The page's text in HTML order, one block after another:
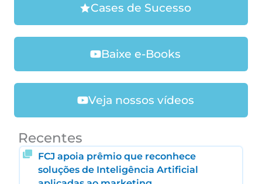
Cases de Sucesso
Baixe e-Books
Veja nossos vídeos
Recentes
FCJ apoia prêmio que reconhece
soluções de Inteligência Artificial